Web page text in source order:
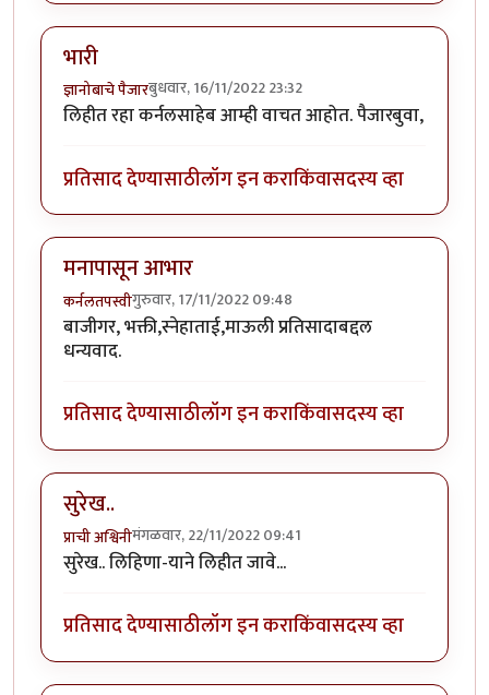
भारी
ज्ञानोबाचे पैजारबुधवार, 16/11/2022 23:32
लिहीत रहा कर्नलसाहेब आम्ही वाचत आहोत. पैजारबुवा,
प्रतिसाद देण्यासाठीलॉग इन कराकिंवासदस्य व्हा
मनापासून आभार
कर्नलतपस्वीगुरुवार, 17/11/2022 09:48
बाजीगर, भक्ती,स्नेहाताई,माऊली प्रतिसादाबद्दल
धन्यवाद.
प्रतिसाद देण्यासाठीलॉग इन कराकिंवासदस्य व्हा
सुरेख..
प्राची अश्विनीमंगळवार, 22/11/2022 09:41
सुरेख.. लिहिणा-याने लिहीत जावे...
प्रतिसाद देण्यासाठीलॉग इन कराकिंवासदस्य व्हा